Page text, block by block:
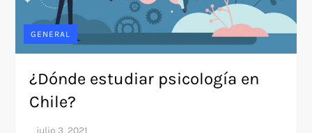
GENERAL
¿Dónde estudiar psicología en
Chile?